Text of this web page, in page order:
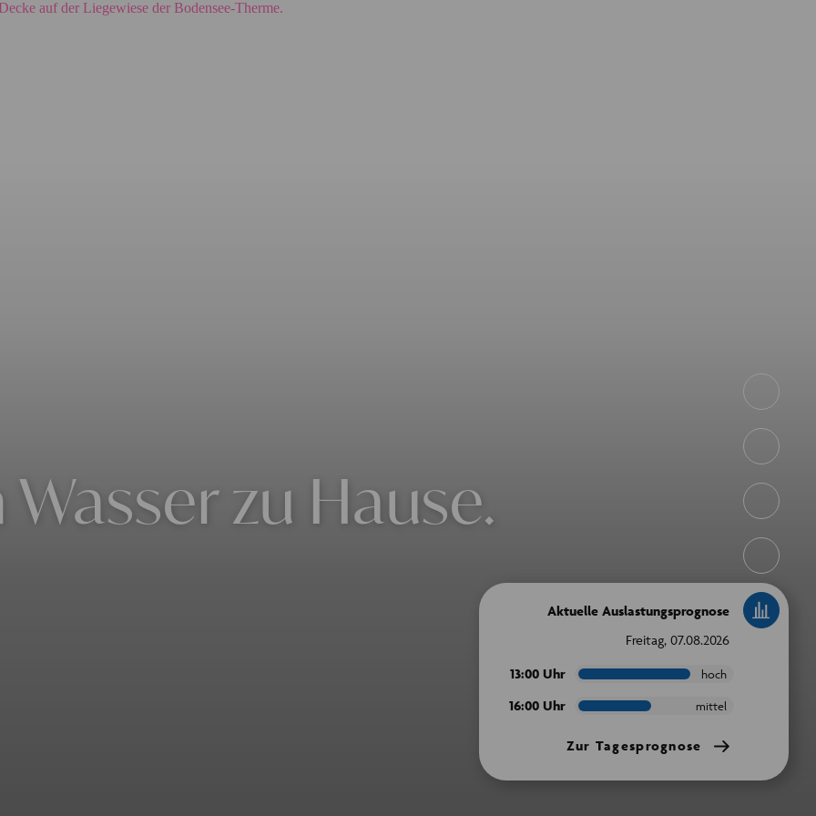
zu Hause.
Aktuelle Auslastungsprognose
Freitag, 07.08.2026
13:00 Uhr
hoch
16:00 Uhr mittel
Zur Tagesprognose